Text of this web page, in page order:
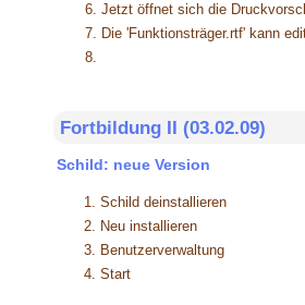
Jetzt öffnet sich die
Die 'Funktionsträger.rtf' kann
Fortbildung II (03.02.09)
Schild: neue Version
Schild deinstallieren
Neu installieren
Benutzerverwaltung
Start